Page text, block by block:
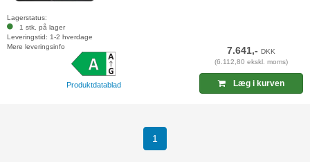
Lagerstatus:
1 stk. på lager
Leveringstid: 1-2 hverdage
Mere leveringsinfo
Produktdatablad
7.641,-DKK
(6.112,80 ekskl. moms)
Læg i kurven
1